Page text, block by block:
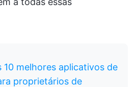
10 melhores aplicativos de
proprietários de